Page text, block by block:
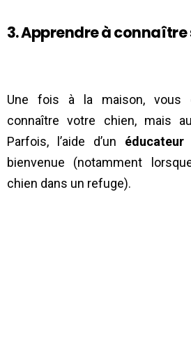
3. Apprendre à connaître
Une fois à la maison, vous
connaître votre chien, mais
Parfois, l’aide d’un éducateur
bienvenue (notamment
chien dans un refuge).